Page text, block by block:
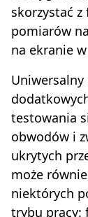
skorzystać
pomiarów
na ekranie
testowania
obwodów i
ukrytych
może
niektórych
trybu pracy: